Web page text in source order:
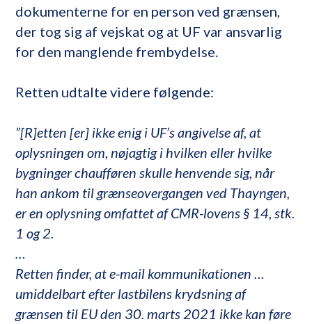
dokumenterne for en person ved grænsen,
der tog sig af vejskat og at UF var ansvarlig
for den manglende frembydelse.
Retten udtalte videre følgende:
”[R]etten [er] ikke enig i UF’s angivelse af, at
oplysningen om, nøjagtig i hvilken eller hvilke
bygninger chaufføren skulle henvende sig, når
han ankom til grænseovergangen ved Thayngen,
er en oplysning omfattet af CMR-lovens § 14, stk.
1 og 2.
…
Retten finder, at e-mail kommunikationen …
umiddelbart efter lastbilens krydsning af
grænsen til EU den 30. marts 2021 ikke kan føre